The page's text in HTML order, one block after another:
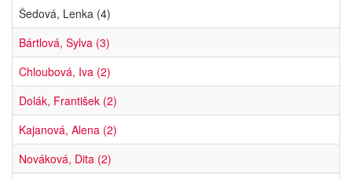
Šedová, Lenka (4)
Bártlová, Sylva (3)
Chloubová, Iva (2)
Dolák, František (2)
Kajanová, Alena (2)
Nováková, Dita (2)